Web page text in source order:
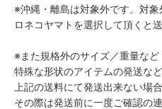
※沖縄・離島は対象外です。対
ロネコヤマトを選択して頂くと
※また規格外のサイズ／重量など
特殊な形状のアイテムの発送な
上記の送料にて発送出来ない場
その際は発送前に一度ご確認の